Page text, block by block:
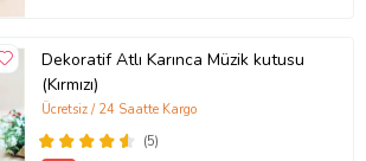
Dekoratif Atlı Karınca Müzik kutusu
(Kırmızı)
(5)
Ücretsiz / 24 Saatte Kargo